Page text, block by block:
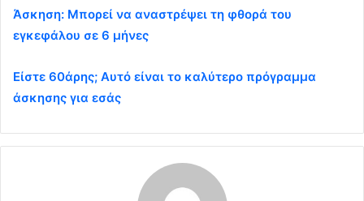
Άσκηση: Μπορεί να αναστρέψει τη φθορά του
εγκεφάλου σε 6 μήνες
Είστε 60άρης; Αυτό είναι το καλύτερο πρόγραμμα
άσκησης για εσάς